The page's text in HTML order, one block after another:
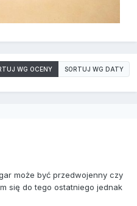
WG OCENY SORTUJ WG DATY
może być przedwojenny czy
się do tego ostatniego jednak